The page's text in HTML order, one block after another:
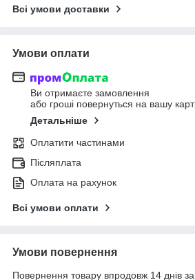
Всі умови доставки
Умови оплати
Ви отримаєте замовлення
або гроші повернуться на вашу
Детальніше
Оплатити частинами
Післяплата
Оплата на рахунок
Всі умови оплати
Умови повернення
Повернення товару впродовж 14 днів